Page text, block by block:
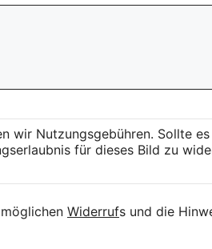
wir Nutzungsgebühren. Sollte
für dieses Bild zu
Widerrufs und die